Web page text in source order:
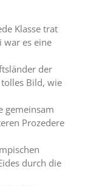
Klasse trat
war es eine
der
Bild, wie
gemeinsam
Prozedere
durch die